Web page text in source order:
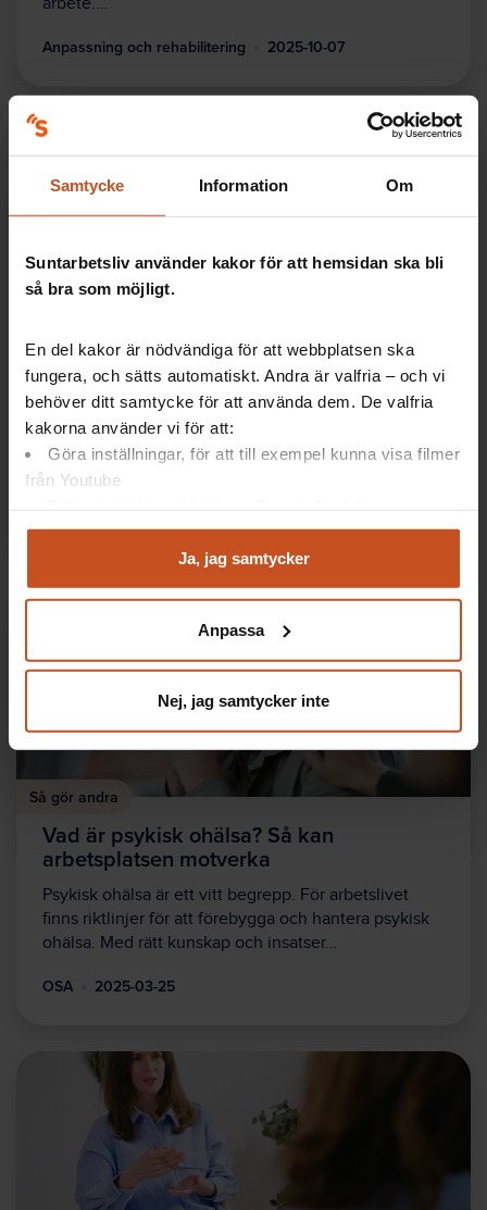
Samtycke Information Om
Suntarbetsliv använder kakor för att hemsidan ska bli
så bra som möjligt.
En del kakor är nödvändiga för att webbplatsen ska
fungera, och sätts automatiskt. Andra är valfria – och vi
behöver ditt samtycke för att använda dem. De valfria
kakorna använder vi för att:
Göra inställningar, för att till exempel kunna visa filmer
från Youtube
Analysera trafik för att kunna visa riktad information
Du kan när som helst återta ditt godkännande genom att
integritet@suntarbetsliv.se.
Ja, jag samtycker
Anpassa
Nej, jag samtycker inte
Anpassning och rehabilitering 2025-10-07
Nya krav i arbetslivet – och hjärnan
hinner inte med
Psykisk ohälsa har snabbt seglat upp som den
vanligaste orsaken till långa sjukskrivningar. Men vad
beror det på? Forskaren Monica Bertilsson…
Så gör andra
Vad är psykisk ohälsa? Så kan
arbetsplatsen motverka
Psykisk ohälsa är ett vitt begrepp. För arbetslivet
finns riktlinjer för att förebygga och hantera psykisk
ohälsa. Med rätt kunskap och insatser…
OSA 2025-03-25